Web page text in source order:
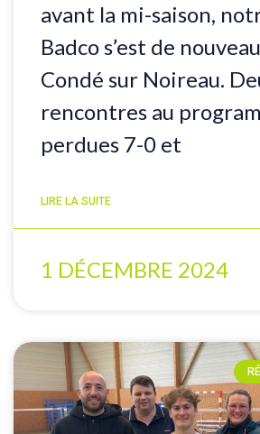
avant la mi-saison,
Badco s’est de
Condé sur Noireau.
rencontres au
perdues 7-0 et
LIRE LA SUITE
1 DÉCEMBRE 2024